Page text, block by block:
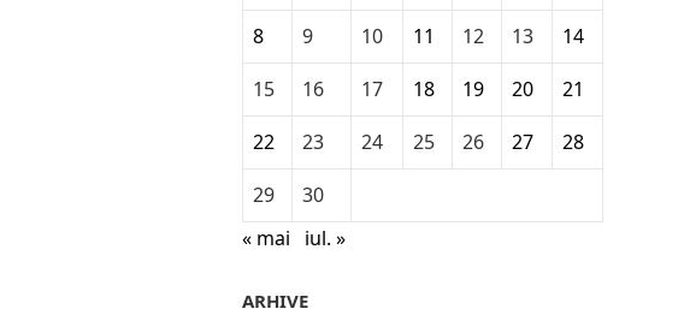
8
9 10 11 12 13
14
15
16 17 18 19 20
21
22
23 24 25 26 27
28
29
30
« mai
iul. »
ARHIVE